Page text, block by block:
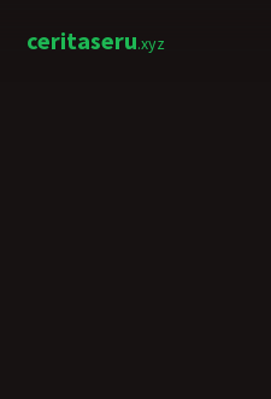
ceritaseru.xyz